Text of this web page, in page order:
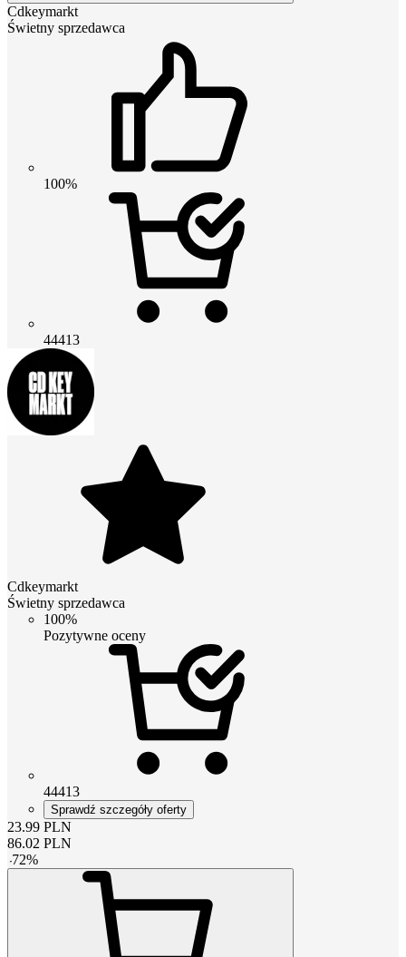
Cdkeymarkt
Świetny sprzedawca
100%
44413
Cdkeymarkt
Świetny sprzedawca
100%
Pozytywne oceny
44413
Sprawdź szczegóły oferty
23.99 PLN
86.02 PLN
-72%